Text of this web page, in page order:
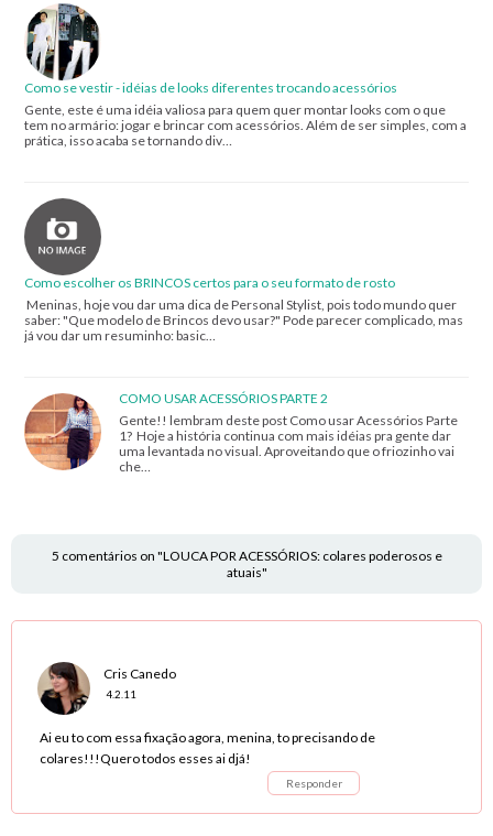
Como se vestir - idéias de looks diferentes trocando acessórios
Gente, este é uma idéia valiosa para quem quer montar looks com o que
tem no armário: jogar e brincar com acessórios. Além de ser simples, com a
prática, isso acaba se tornando div…
Como escolher os BRINCOS certos para o seu formato de rosto
Meninas, hoje vou dar uma dica de Personal Stylist, pois todo mundo quer
saber: "Que modelo de Brincos devo usar?" Pode parecer complicado, mas
já vou dar um resuminho: basic…
COMO USAR ACESSÓRIOS PARTE 2
Gente!! lembram deste post Como usar Acessórios Parte
1? Hoje a história continua com mais idéias pra gente dar
uma levantada no visual. Aproveitando que o friozinho vai
che…
5 comentários on "LOUCA POR ACESSÓRIOS: colares poderosos e
atuais"
Cris Canedo
4.2.11
Ai eu to com essa fixação agora, menina, to precisando de
colares!!!Quero todos esses ai djá!
Responder